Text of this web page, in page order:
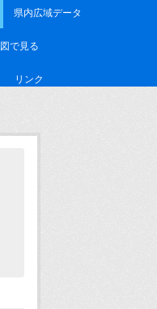
県内広域データ
で見る
リンク